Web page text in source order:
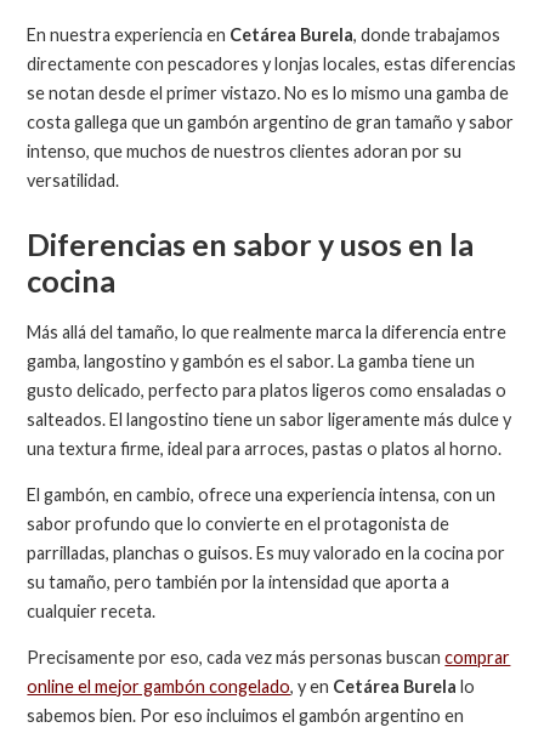
En nuestra experiencia en Cetárea Burela, donde trabajamos
directamente con pescadores y lonjas locales, estas diferencias
se notan desde el primer vistazo. No es lo mismo una gamba de
costa gallega que un gambón argentino de gran tamaño y sabor
intenso, que muchos de nuestros clientes adoran por su
versatilidad.
Diferencias en sabor y usos en la
cocina
Más allá del tamaño, lo que realmente marca la diferencia entre
gamba, langostino y gambón es el sabor. La gamba tiene un
gusto delicado, perfecto para platos ligeros como ensaladas o
salteados. El langostino tiene un sabor ligeramente más dulce y
una textura firme, ideal para arroces, pastas o platos al horno.
El gambón, en cambio, ofrece una experiencia intensa, con un
sabor profundo que lo convierte en el protagonista de
parrilladas, planchas o guisos. Es muy valorado en la cocina por
su tamaño, pero también por la intensidad que aporta a
cualquier receta.
Precisamente por eso, cada vez más personas buscancomprar
online el mejor gambón congelado, y en Cetárea Burela lo
sabemos bien. Por eso incluimos el gambón argentino en